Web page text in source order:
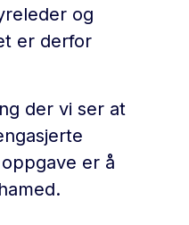
og
er derfor
der vi ser at
er å